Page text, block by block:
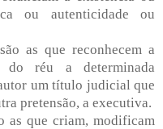
ou autenticidade ou
as que reconhecem a
do réu a determinada
um título judicial que
pretensão, a executiva.
as que criam, modificam